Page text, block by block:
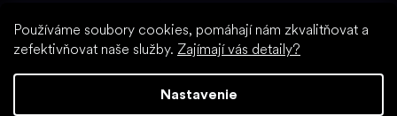
Používáme soubory cookies, pomáhají nám zkvalitňovat a
zefektivňovat naše služby. Zajímají vás detaily?
Nastavenie
Vytvoril Shoptet